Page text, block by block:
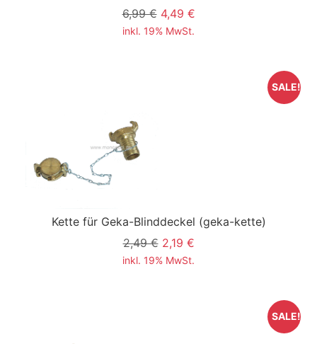
6,99 € 4,49 €
inkl. 19% MwSt.
Kette für Geka-Blinddeckel (geka-kette)
2,49 € 2,19 €
inkl. 19% MwSt.
SALE!
SALE!